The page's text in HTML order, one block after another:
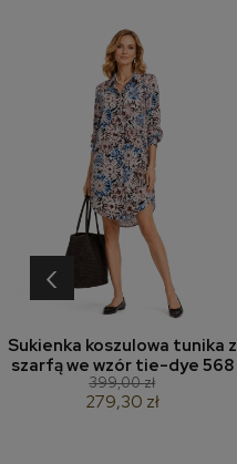
Sukienka koszulowa tunika z
szarfą we wzór tie-dye 568
399,00 zł
279,30 zł
‹